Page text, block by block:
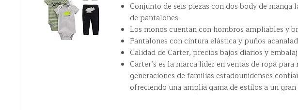
Conjunto de seis piezas con dos body de
de pantalones.
Los monos cuentan con hombros ampliables y
Pantalones con cintura elástica y puños
Calidad de Carter, precios bajos diarios y
Carter’s es la marca líder en ventas de ropa
generaciones de familias estadounidenses
ofreciendo una amplia gama de estilos a un